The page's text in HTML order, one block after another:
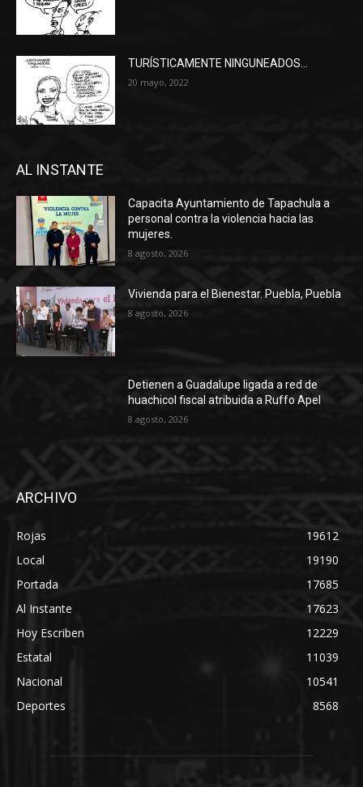
TURÍSTICAMENTE NINGUNEADOS…
20 mayo, 2022
AL INSTANTE
Capacita Ayuntamiento de Tapachula a
personal contra la violencia hacia las
mujeres.
8 agosto, 2026
Vivienda para el Bienestar. Puebla, Puebla
8 agosto, 2026
Detienen a Guadalupe ligada a red de
huachicol fiscal atribuida a Ruffo Apel
8 agosto, 2026
ARCHIVO
Rojas
19612
Local
19190
Portada
17685
Al Instante
17623
Hoy Escriben
12229
Estatal
11039
Nacional
10541
Deportes
8568